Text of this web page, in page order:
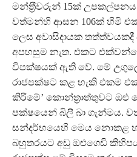
මන්ත‍්‍රීවරුන් 15ක්
වත්මන්හි ආසන 106ක් හිමි
ලෙස අවාසිදායක
අපහසුම නැත. එකට
විපක්ෂයක් ඇති වේ. මේ
රාජපක්ෂට කළ හැකි එකම
කිරීමේ’‍ කොන්ත‍්‍රාත්තුවට
පක්ෂයෙන් බිලී බා ගැන්මය.
සන්දර්භයෙහි මෙය නොකළ
බහුතරයට අඩු ඔළුගෙඩි